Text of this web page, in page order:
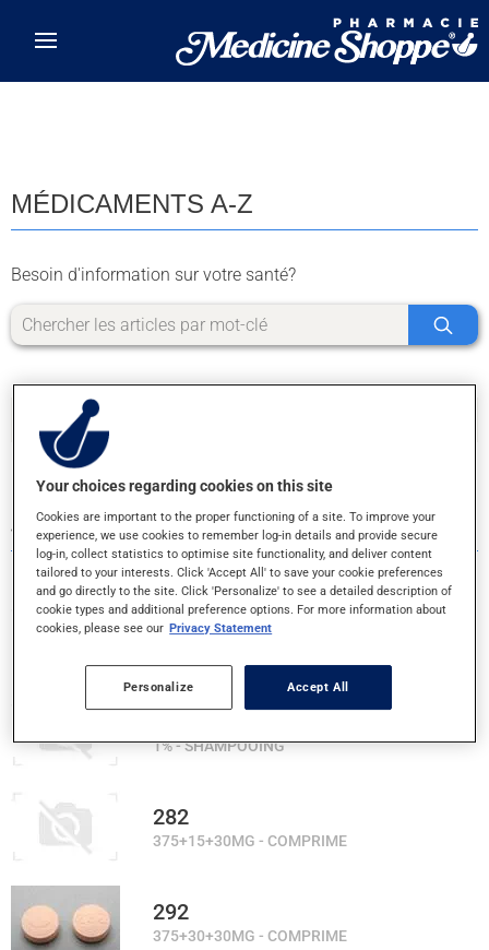
MÉDICAMENTS A-Z
Besoin d'information sur votre santé?
4 RÉSULTATS POUR LA LETTRE #
12HR BODY
1% - SHAMPOOING
282
375+15+30MG - COMPRIME
292
375+30+30MG - COMPRIME
Your choices regarding cookies on this site
Cookies are important to the proper functioning of a site. To improve your
experience, we use cookies to remember log-in details and provide secure
log-in, collect statistics to optimise site functionality, and deliver content
tailored to your interests. Click 'Accept All' to save your cookie preferences
and go directly to the site. Click 'Personalize' to see a detailed description of
cookie types and additional preference options. For more information about
cookies, please see our Privacy Statement
Personalize Accept All